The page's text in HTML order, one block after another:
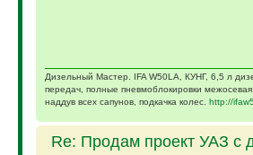
Дизельный Мастер. IFA W50LA, КУНГ, 6,5 л
передач, полные пневмоблокировки
наддув всех сапунов, подкачка колес. http://
Re: Продам проект УАЗ с